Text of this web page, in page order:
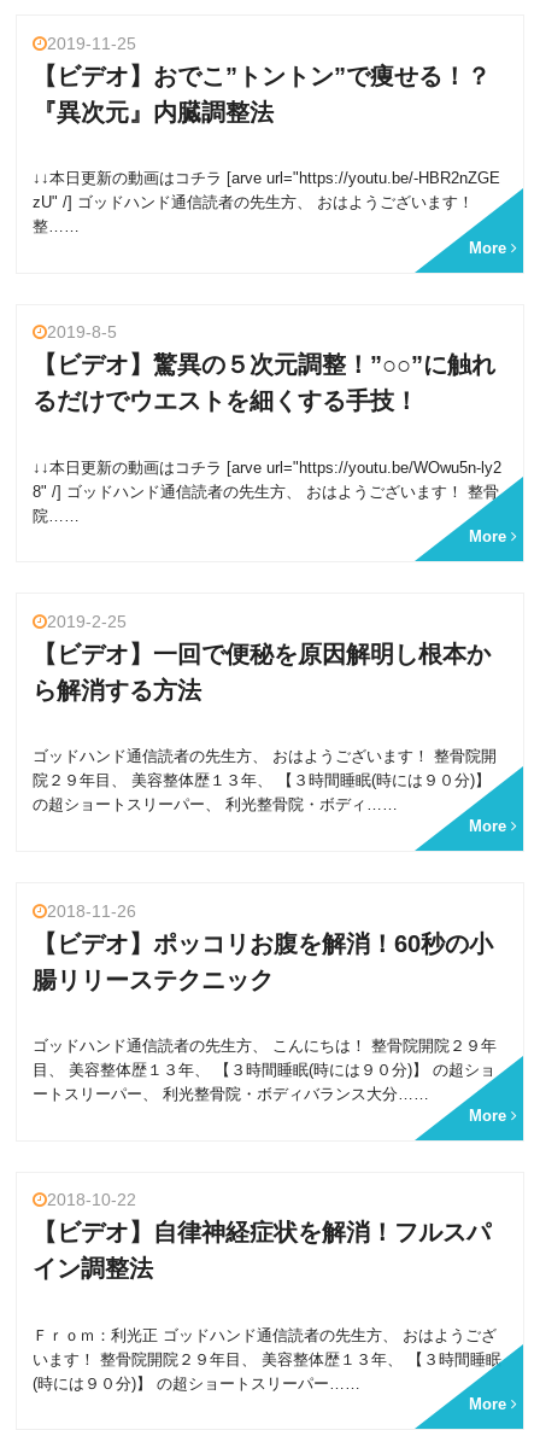
2019-11-25
【ビデオ】おでこ”トントン”で痩せる！？
『異次元』内臓調整法
↓↓本日更新の動画はコチラ [arve url="https://youtu.be/-HBR2nZGE
zU" /] ゴッドハンド通信読者の先生方、 おはようございます！
整……
More
2019-8-5
【ビデオ】驚異の５次元調整！”○○”に触れ
るだけでウエストを細くする手技！
↓↓本日更新の動画はコチラ [arve url="https://youtu.be/WOwu5n-ly2
8" /] ゴッドハンド通信読者の先生方、 おはようございます！ 整骨
院……
More
2019-2-25
【ビデオ】一回で便秘を原因解明し根本か
ら解消する方法
ゴッドハンド通信読者の先生方、 おはようございます！ 整骨院開
院２９年目、 美容整体歴１３年、 【３時間睡眠(時には９０分)】
の超ショートスリーパー、 利光整骨院・ボディ……
More
2018-11-26
【ビデオ】ポッコリお腹を解消！60秒の小
腸リリーステクニック
ゴッドハンド通信読者の先生方、 こんにちは！ 整骨院開院２９年
目、 美容整体歴１３年、 【３時間睡眠(時には９０分)】 の超ショ
ートスリーパー、 利光整骨院・ボディバランス大分……
More
2018-10-22
【ビデオ】自律神経症状を解消！フルスパ
イン調整法
Ｆｒｏｍ：利光正 ゴッドハンド通信読者の先生方、 おはようござ
います！ 整骨院開院２９年目、 美容整体歴１３年、 【３時間睡眠
(時には９０分)】 の超ショートスリーパー……
More